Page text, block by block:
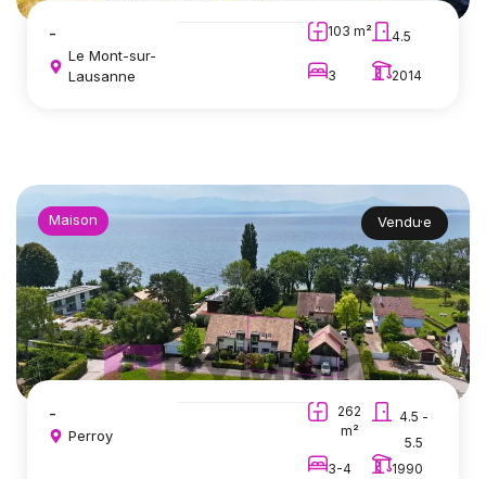
-
Le Mont-sur-
Lausanne
103 m² 4.5
3 2014
Maison Vendu·e
-
Perroy
262
m²
4.5 -
5.5
3-4
1990